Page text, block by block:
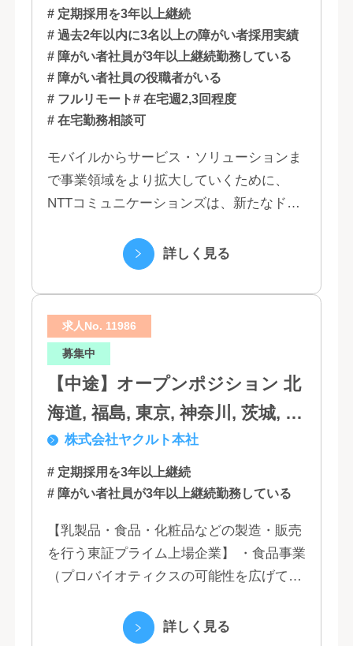
# 定期採用を3年以上継続
# 過去2年以内に3名以上の障がい者採用実績
# 障がい者社員が3年以上継続勤務している
# 障がい者社員の役職者がいる
# フルリモート# 在宅週2,3回程度
# 在宅勤務相談可
モバイルからサービス・ソリューションま
で事業領域をより拡大していくために、
NTTコミュニケーションズは、新たなドコ
たちは、クラウド、ネットワーク、セキュ
リティといっ...
詳しく見る
求人No. 11986
募集中
【中途】オープンポジション 北
海道, 福島, 東京, 神奈川, 茨城, 静
岡, 大阪, 兵庫, 福岡, 佐賀
株式会社ヤクルト本社
# 定期採用を3年以上継続
# 障がい者社員が3年以上継続勤務している
【乳製品・食品・化粧品などの製造・販売
を行う東証プライム上場企業】 ・食品事業
（プロバイオティクスの可能性を広げてい
る優れた機能性飲料） ・国際事業（40の
詳しく見る